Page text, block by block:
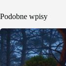
Podobne wpisy